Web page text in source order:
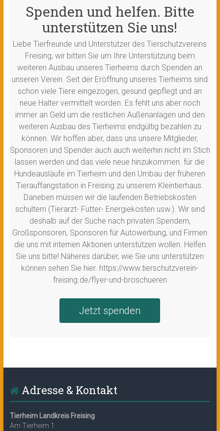
Spenden und helfen. Bitte
unterstützen Sie uns!
Liebe Tierfreunde und Unterstützer des Tierschutzvereins
Freising, wir bitten Sie um Ihre Unterstützung beim
weiteren Ausbau unseres Tierheims durch Spenden an
unseren Verein. Seit der Eröffnung unseres Tierheims sind
schon viele Tiere eingezogen, gesund gepflegt und an
neue Halter vermittelt worden. Es fehlt uns aber noch
immer an Geld um die restlichen Außenanlagen und den
weiteren Ausbau des Tierheims endgültig bezahlen zu
können. Wir hoffen aber, dass uns unsere Mitglieder,
Sponsoren und Spender auch auch weiterhin nicht im Stich
lassen werden und das viele neue hinzukommen. für die
Hundeausläufe im Tierheim und den Umbau der früheren
Tierauffangstation in Freising zu unserem Kleintierhaus.
Daneben müssen wir die laufenden Betriebskosten
schultern (Tierarzt- Futter- Energiekosten usw.). Wir sind
deshalb auf der Suche nach privaten Spendern,
Großsponsoren, Sponsoren für Autowerbung, und Firmen
die uns mit internen Aktionen unterstützen wollen. Helfen
Sie uns bitte! Näheres darüber, wie Sie uns unterstützen
können sehen Sie hier. https://www.tierschutzverein-
freising.de/flyer-und-broschueren
Jetzt spenden
Adresse & Kontakt
Tierheim Landkreis Freising
Am Tierheim 1